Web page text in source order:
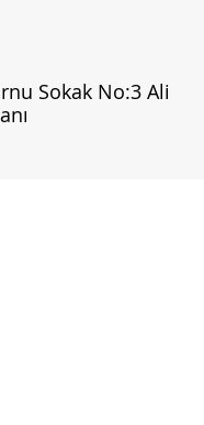
Sokak No:3 Ali